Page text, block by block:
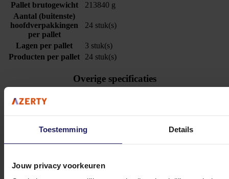
Toestemming Details
Jouw privacy voorkeuren
Pallet brutogewicht
213840 g
Aantal (buitenste)
hoofdverpakkingen
per pallet
24 stuk(s)
Lagen per pallet
3 stuk(s)
Producten per pallet
24 stuk(s)
Overige specificaties
Behoud van
Stel jouw vragen aan onze klantenservice!
Heb je vragen over onze producten, diensten of service? Onze deskundige